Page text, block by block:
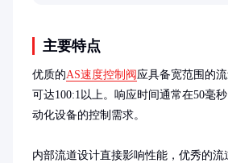
主要特点
优质的AS速度控制阀 应具备宽范围的
可达100:1以上。响应时间通常在50毫
动化设备的控制需求。
内部流道设计直接影响性能，优秀的流